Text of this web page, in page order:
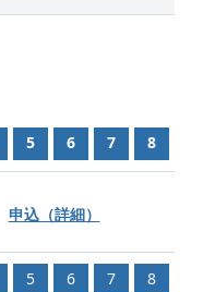
5 6 7 8
申込（詳細）
5 6 7 8